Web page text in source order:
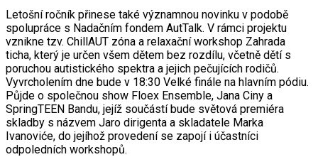
Letošní ročník přinese také významnou novinku v podobě
spolupráce s Nadačním fondem AutTalk. V rámci projektu
vznikne tzv. ChillAUT zóna a relaxační workshop Zahrada
ticha, který je určen všem dětem bez rozdílu, včetně dětí s
poruchou autistického spektra a jejich pečujících rodičů.
Vyvrcholením dne bude v 18:30 Velké finále na hlavním pódiu.
Půjde o společnou show Floex Ensemble, Jana Ciny a
SpringTEEN Bandu, jejíž součástí bude světová premiéra
skladby s názvem Jaro dirigenta a skladatele Marka
Ivanoviće, do jejíhož provedení se zapojí i účastníci
odpoledních workshopů.